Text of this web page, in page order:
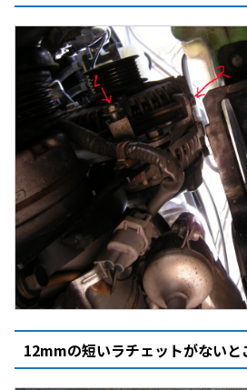
12mmの短いラチェットがないと